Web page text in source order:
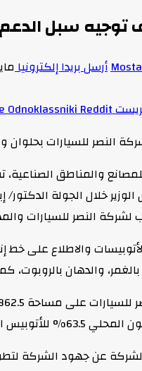
سبل الدعم
أرسل بريدا إلكترونيا مايو
Odnoklassniki
والمناطق
الوزير خلال الجولة
لشركة النصر للسيارات
والاطلاع على
بالروبوت، كما شارك الوزير
عن جهود الشركة